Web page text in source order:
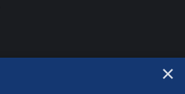
×